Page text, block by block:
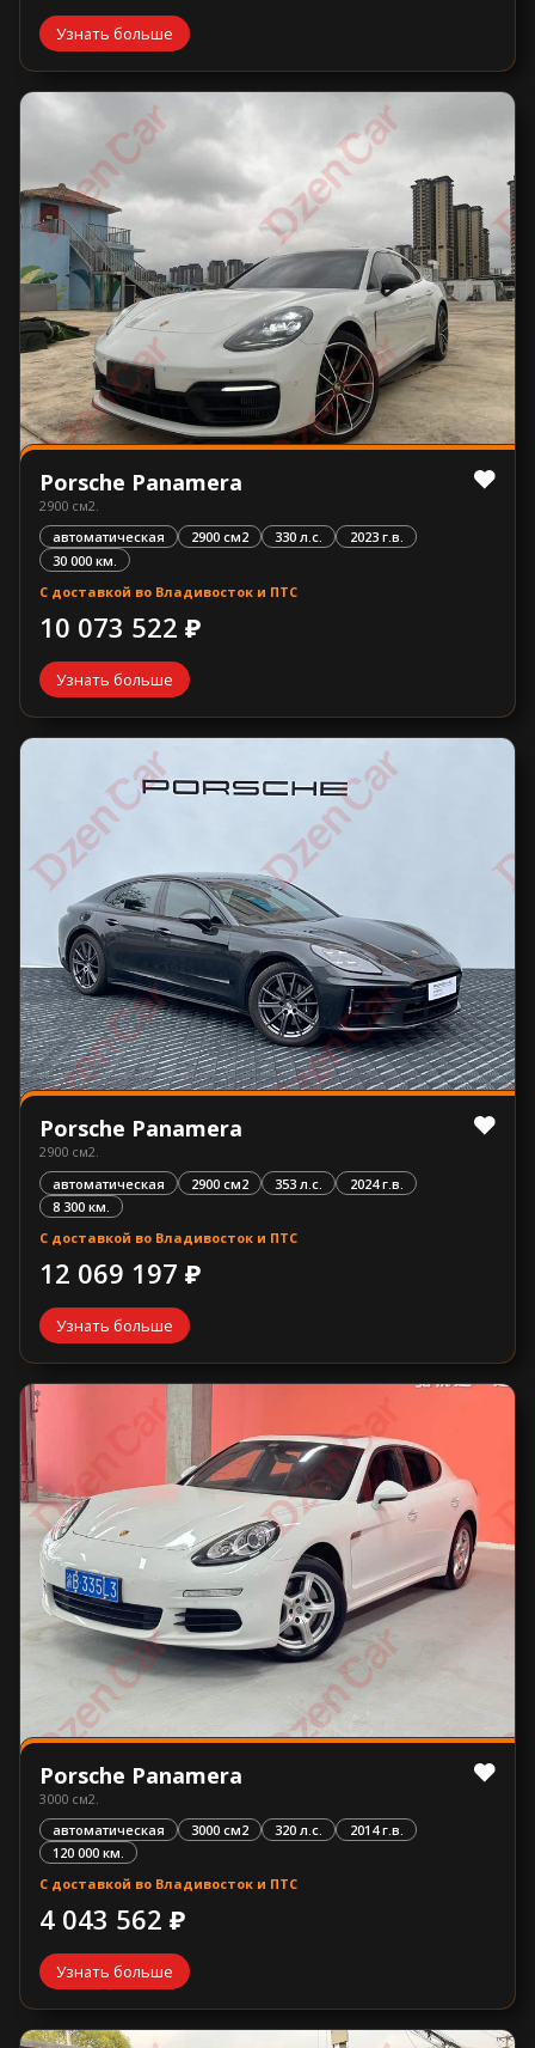
Узнать больше
Porsche Panamera
2900 см2.
автоматическая
2900 см2 330 л.с.
2023 г.в.
30 000 км.
С доставкой во Владивосток и ПТС
10 073 522 ₽
Узнать больше
Porsche Panamera
2900 см2.
автоматическая
2900 см2 353 л.с.
2024 г.в.
8 300 км.
С доставкой во Владивосток и ПТС
12 069 197 ₽
Узнать больше
Porsche Panamera
3000 см2.
автоматическая
3000 см2 320 л.с.
2014 г.в.
120 000 км.
С доставкой во Владивосток и ПТС
4 043 562 ₽
Узнать больше